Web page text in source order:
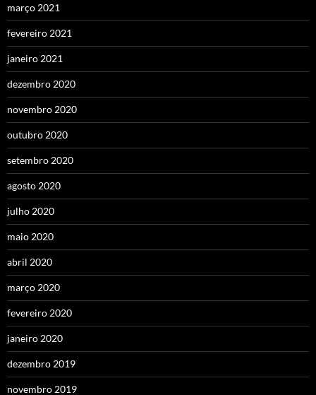
março 2021
fevereiro 2021
janeiro 2021
dezembro 2020
novembro 2020
outubro 2020
setembro 2020
agosto 2020
julho 2020
maio 2020
abril 2020
março 2020
fevereiro 2020
janeiro 2020
dezembro 2019
novembro 2019